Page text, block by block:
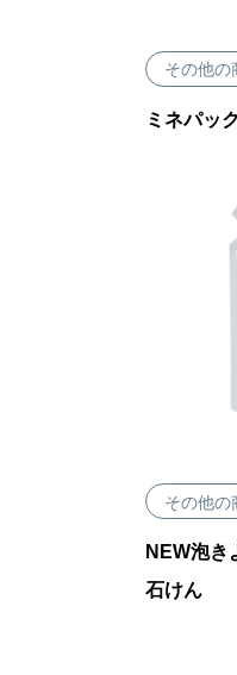
その他の
ミネパック
その他の
NEW泡き
石けん